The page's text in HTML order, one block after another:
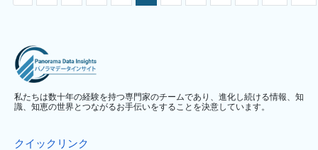
私たちは数十年の経験を持つ専門家のチームであり、進化し続ける情報、知
識、知恵の世界とつながるお手伝いをすることを決意しています。
クイックリンク